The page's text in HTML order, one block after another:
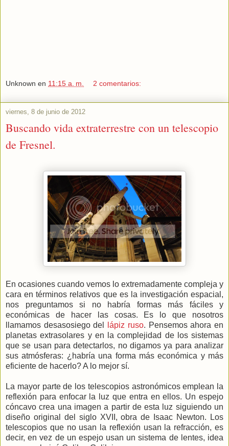
Unknown en 11:15 a. m. 2 comentarios:
viernes, 8 de junio de 2012
Buscando vida extraterrestre con un telescopio
de Fresnel.
En ocasiones cuando vemos lo extremadamente compleja y
cara en términos relativos que es la investigación espacial,
nos preguntamos si no habría formas más fáciles y
económicas de hacer las cosas. Es lo que nosotros
llamamos desasosiego del
lápiz ruso. Pensemos ahora en
planetas extrasolares y en la complejidad de los sistemas
que se usan para detectarlos, no digamos ya para analizar
sus atmósferas: ¿habría una forma más económica y más
eficiente de hacerlo? A lo mejor sí.
La mayor parte de los telescopios astronómicos emplean la
reflexión para enfocar la luz que entra en ellos. Un espejo
cóncavo crea una imagen a partir de esta luz siguiendo un
diseño original del siglo XVII, obra de Isaac Newton. Los
telescopios que no usan la reflexión usan la refracción, es
decir, en vez de un espejo usan un sistema de lentes, idea